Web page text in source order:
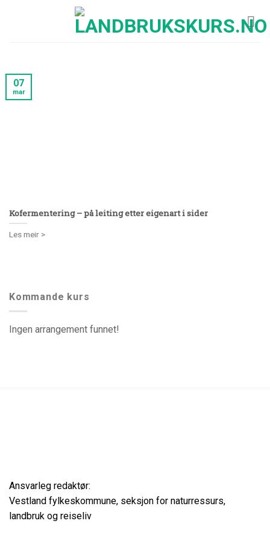
Kofermentering – på leiting etter eigenart i sider
Les meir >
07
mar
Kommande kurs
Ingen arrangement funnet!
Ansvarleg redaktør:
Vestland fylkeskommune, seksjon for naturressurs,
landbruk og reiseliv